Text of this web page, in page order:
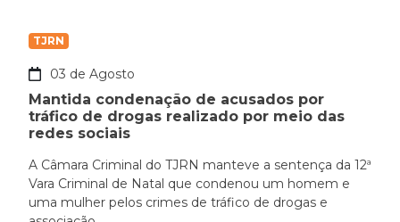
TJRN
03 de Agosto
Mantida condenação de acusados por
tráfico de drogas realizado por meio das
redes sociais
A Câmara Criminal do TJRN manteve a sentença da 12ª
Vara Criminal de Natal que condenou um homem e
uma mulher pelos crimes de tráfico de drogas e